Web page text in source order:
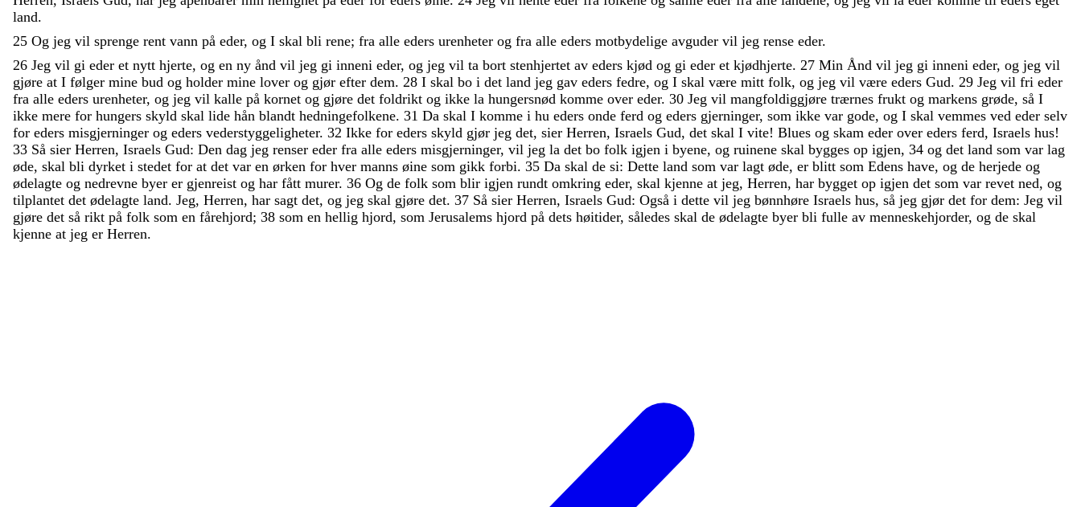
land.
25 Og jeg vil sprenge rent vann på eder, og I skal bli rene; fra alle eders urenheter og fra alle eders motbydelige avguder vil jeg rense eder.
26 Jeg vil gi eder et nytt hjerte, og en ny ånd vil jeg gi inneni eder, og jeg vil ta bort stenhjertet av eders kjød og gi eder et kjødhjerte. 27 Min Ånd vil jeg gi inneni eder, og jeg vil
gjøre at I følger mine bud og holder mine lover og gjør efter dem. 28 I skal bo i det land jeg gav eders fedre, og I skal være mitt folk, og jeg vil være eders Gud. 29 Jeg vil fri eder
fra alle eders urenheter, og jeg vil kalle på kornet og gjøre det foldrikt og ikke la hungersnød komme over eder. 30 Jeg vil mangfoldiggjøre trærnes frukt og markens grøde, så I
ikke mere for hungers skyld skal lide hån blandt hedningefolkene. 31 Da skal I komme i hu eders onde ferd og eders gjerninger, som ikke var gode, og I skal vemmes ved eder selv
for eders misgjerninger og eders vederstyggeligheter. 32 Ikke for eders skyld gjør jeg det, sier Herren, Israels Gud, det skal I vite! Blues og skam eder over eders ferd, Israels hus!
33 Så sier Herren, Israels Gud: Den dag jeg renser eder fra alle eders misgjerninger, vil jeg la det bo folk igjen i byene, og ruinene skal bygges op igjen, 34 og det land som var lag
øde, skal bli dyrket i stedet for at det var en ørken for hver manns øine som gikk forbi. 35 Da skal de si: Dette land som var lagt øde, er blitt som Edens have, og de herjede og
ødelagte og nedrevne byer er gjenreist og har fått murer. 36 Og de folk som blir igjen rundt omkring eder, skal kjenne at jeg, Herren, har bygget op igjen det som var revet ned, og
tilplantet det ødelagte land. Jeg, Herren, har sagt det, og jeg skal gjøre det. 37 Så sier Herren, Israels Gud: Også i dette vil jeg bønnhøre Israels hus, så jeg gjør det for dem: Jeg vil
gjøre det så rikt på folk som en fårehjord; 38 som en hellig hjord, som Jerusalems hjord på dets høitider, således skal de ødelagte byer bli fulle av menneskehjorder, og de skal
kjenne at jeg er Herren.